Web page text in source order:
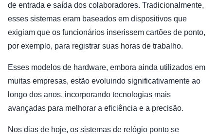
de entrada e saída dos colaboradores. Tradicionalmente,
esses sistemas eram baseados em dispositivos que
exigiam que os funcionários inserissem cartões de ponto,
por exemplo, para registrar suas horas de trabalho.
Esses modelos de hardware, embora ainda utilizados em
muitas empresas, estão evoluindo significativamente ao
longo dos anos, incorporando tecnologias mais
avançadas para melhorar a eficiência e a precisão.
Nos dias de hoje, os sistemas de relógio ponto se